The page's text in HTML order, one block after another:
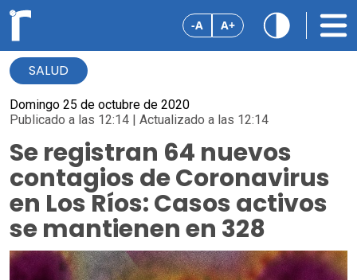
-A A+
SALUD
Domingo 25 de octubre de 2020
Publicado a las 12:14 | Actualizado a las 12:14
Se registran 64 nuevos
contagios de Coronavirus
en Los Ríos: Casos activos
se mantienen en 328